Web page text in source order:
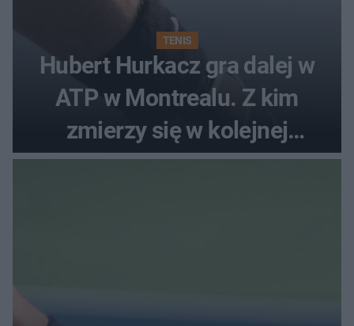
TENIS
Hubert Hurkacz gra dalej w
ATP w Montrealu. Z kim
zmierzy się w kolejnej
rundzie?